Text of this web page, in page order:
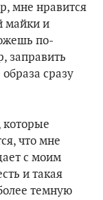
мне нравится
майки и
по-
заправить
сразу
что мне
с моим
и такая
темную